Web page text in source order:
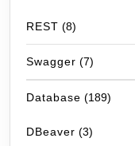
REST (8)
Swagger (7)
Database (189)
DBeaver (3)